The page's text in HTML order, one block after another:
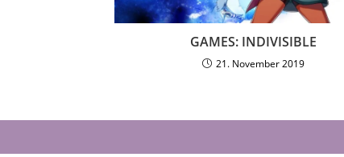
GAMES: INDIVISIBLE
21. November 2019